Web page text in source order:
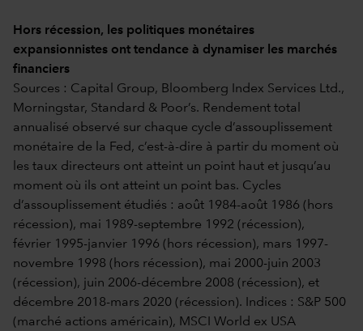
Hors récession, les politiques monétaires
expansionnistes ont tendance à dynamiser les marchés
financiers
Sources : Capital Group, Bloomberg Index Services Ltd.,
Morningstar, Standard & Poor’s. Rendement total
annualisé observé sur chaque cycle d’assouplissement
monétaire de la Fed, c’est-à-dire à partir du moment où
les taux directeurs ont atteint un point haut et jusqu’au
moment où ils ont atteint un point bas. Cycles
d’assouplissement étudiés : août 1984-août 1986 (hors
récession), mai 1989-septembre 1992 (récession),
février 1995-janvier 1996 (hors récession), mars 1997-
novembre 1998 (hors récession), mai 2000-juin 2003
(récession), juin 2006-décembre 2008 (récession), et
décembre 2018-mars 2020 (récession). Indices : S&P 500
(marché actions américain), MSCI World ex USA